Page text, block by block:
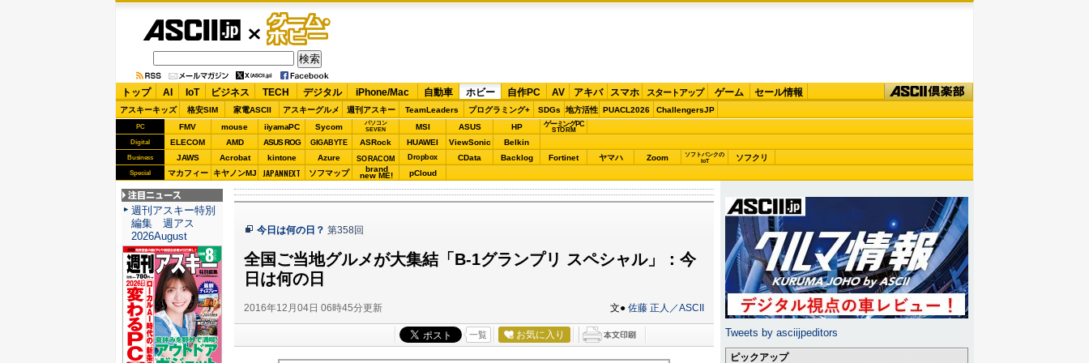
ゲーム・
ホビー
トップ AI IoT ビジネス TECH デジタル iPhone/Mac 自動車 ホビー 自作PC AV アキバ スマホ スタートアップ ゲーム セール情報
アスキーキッズ 格安SIM 家電ASCII アスキーグルメ 週刊アスキー TeamLeaders プログラミング+ SDGs 地方活性 PUACL2026 ChallengersJP
PC FMV mouse iiyamaPC Sycom
パソコン
SEVEN
MSI ASUS HP ゲーミングPC
STORM
Digital ELECOM AMD ASUS ROG GIGABYTE ASRock HUAWEI ViewSonic Belkin
Business JAWS Acrobat kintone Azure SORACOM Dropbox CData Backlog Fortinet ヤマハ Zoom
ソフトバンクの
IoT
ソフクリ
Special マカフィー キヤノンMJ JAPANNEXT ソフマップ brand
new ME! pCloud
今日は何の日？ 第358回
全国ご当地グルメが大集結「B-1グランプリ スペシャル」：今
日は何の日
2016年12月04日 06時45分更新 文● 佐藤 正人／ASCII
一覧 お気に入り
注目ニュース
週刊アスキー特別
編集 週アス
2026August
Tweets by asciijpeditors
ピックアップ